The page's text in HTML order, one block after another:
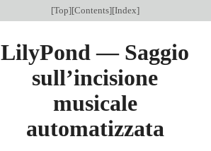
[Top][Contents][Index]
LilyPond — Saggio
sull’incisione
musicale
automatizzata